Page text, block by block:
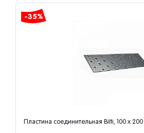
-35%
Пластина соединительная Bilti, 100 x